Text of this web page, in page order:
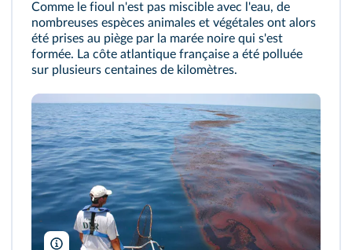
Comme le fioul n'est pas miscible avec l'eau, de
nombreuses espèces animales et végétales ont alors
été prises au piège par la marée noire qui s'est
formée. La côte atlantique française a été polluée
sur plusieurs centaines de kilomètres.
NOAA/Alamy